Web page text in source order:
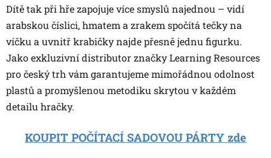
Dítě tak při hře zapojuje více smyslů najednou – vidí
arabskou číslici, hmatem a zrakem spočítá tečky na
víčku a uvnitř krabičky najde přesně jednu figurku.
Jako exkluzivní distributor značky Learning Resources
pro český trh vám garantujeme mimořádnou odolnost
plastů a promyšlenou metodiku skrytou v každém
detailu hračky.
KOUPIT POČÍTACÍ SADOVOU PÁRTY zde